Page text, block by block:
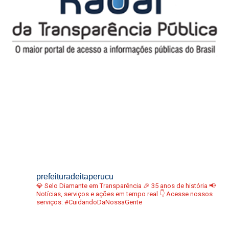
prefeituradeitaperucu
💎 Selo Diamante em Transparência 🎉 35 anos de história 📢
Notícias, serviços e ações em tempo real 👇 Acesse nossos
serviços: #CuidandoDaNossaGente